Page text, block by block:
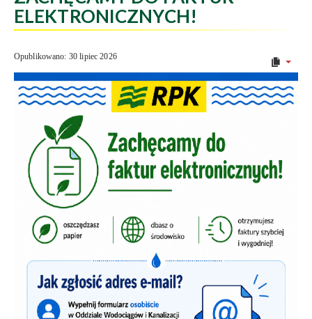
ELEKTRONICZNYCH!
Opublikowano: 30 lipiec 2026